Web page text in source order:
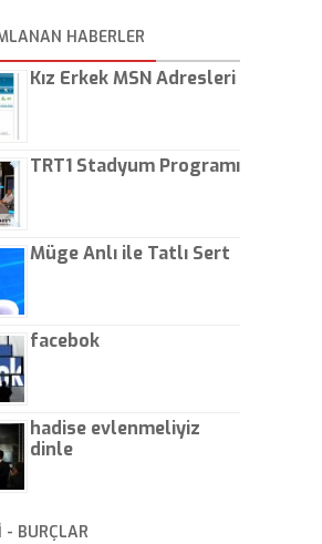
kaptırıyorsunuz. - Kayhan
Gezenti
HABERLER
Kız Erkek MSN Adresleri
TRT1 Stadyum Programı
Müge Anlı ile Tatlı Sert
facebok
hadise evlenmeliyiz
dinle
- BURÇLAR